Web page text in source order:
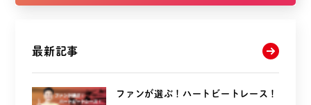
最新記事
ファンが選ぶ！ハートビートレース！